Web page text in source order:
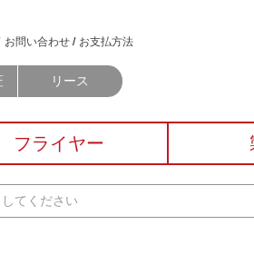
お問い合わせ お支払方法
リース
フライヤー